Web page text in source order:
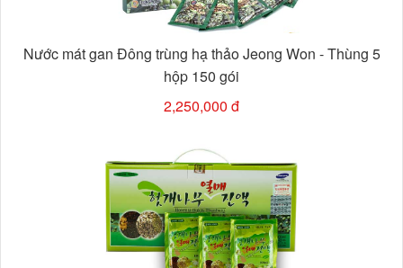
Nước mát gan Đông trùng hạ thảo Jeong Won - Thùng 5
hộp 150 gói
2,250,000 đ